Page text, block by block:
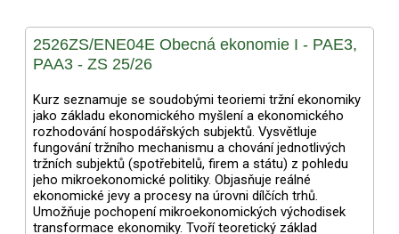
2526ZS/ENE04E Obecná ekonomie I - PAE3,
PAA3 - ZS 25/26
Kurz seznamuje se soudobými teoriemi tržní ekonomiky
jako základu ekonomického myšlení a ekonomického
rozhodování hospodářských subjektů. Vysvětluje
fungování tržního mechanismu a chování jednotlivých
tržních subjektů (spotřebitelů, firem a státu) z pohledu
jeho mikroekonomické politiky. Objasňuje reálné
ekonomické jevy a procesy na úrovni dílčích trhů.
Umožňuje pochopení mikroekonomických východisek
transformace ekonomiky. Tvoří teoretický základ